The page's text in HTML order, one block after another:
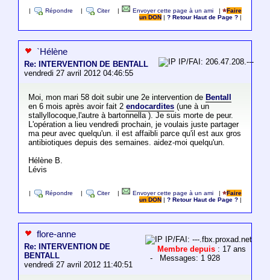
Répondre Citer Envoyer cette page à un ami |
Faire
un DON
|? Retour Haut de Page ?
`Hélène
Re: INTERVENTION DE BENTALL
vendredi 27 avril 2012 04:46:55
IP/FAI: 206.47.208.---
Moi, mon mari 58 doit subir une 2e intervention de Bentall
en 6 mois après avoir fait 2 endocardites(une à un
stallyllocoque,l'autre à bartonnella ). Je suis morte de peur.
L'opération a lieu vendredi prochain, je voulais juste partager
ma peur avec quelqu'un. il est affaibli parce qu'il est aux gros
antibiotiques depuis des semaines. aidez-moi quelqu'un.
Hélène B.
Lévis
Répondre Citer Envoyer cette page à un ami |
Faire
un DON
|? Retour Haut de Page ?
flore-anne
Re: INTERVENTION DE
BENTALL
vendredi 27 avril 2012 11:40:51
IP/FAI: ---.fbx.proxad.net
Membre depuis : 17 ans
- Messages: 1 928